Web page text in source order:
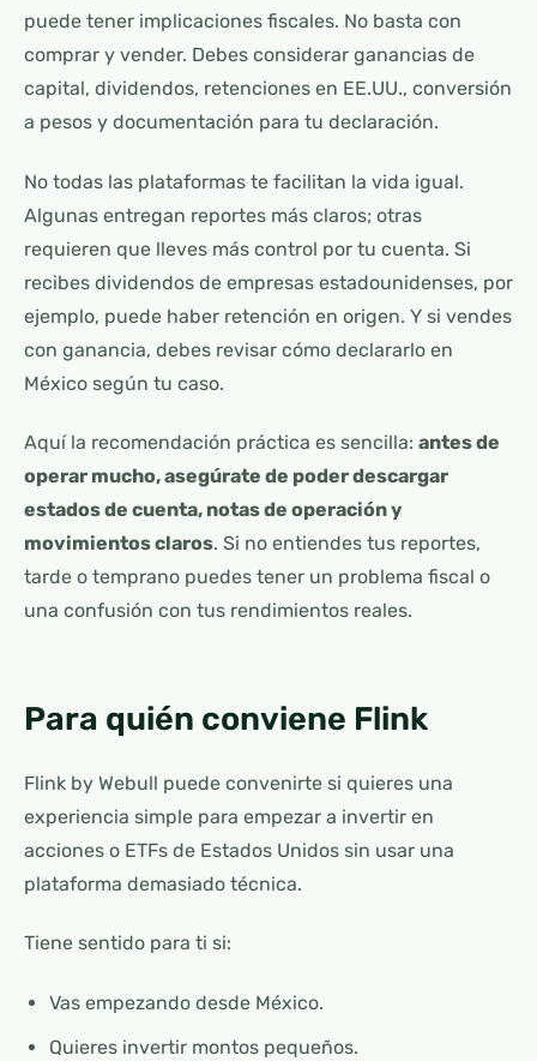
puede tener implicaciones fiscales. No basta con
comprar y vender. Debes considerar ganancias de
capital, dividendos, retenciones en EE.UU., conversión
a pesos y documentación para tu declaración.
No todas las plataformas te facilitan la vida igual.
Algunas entregan reportes más claros; otras
requieren que lleves más control por tu cuenta. Si
recibes dividendos de empresas estadounidenses, por
ejemplo, puede haber retención en origen. Y si vendes
con ganancia, debes revisar cómo declararlo en
México según tu caso.
Aquí la recomendación práctica es sencilla: antes de
operar mucho, asegúrate de poder descargar
estados de cuenta, notas de operación y
movimientos claros. Si no entiendes tus reportes,
tarde o temprano puedes tener un problema fiscal o
una confusión con tus rendimientos reales.
Para quién conviene Flink
Flink by Webull puede convenirte si quieres una
experiencia simple para empezar a invertir en
acciones o ETFs de Estados Unidos sin usar una
plataforma demasiado técnica.
Tiene sentido para ti si:
Vas empezando desde México.
Quieres invertir montos pequeños.